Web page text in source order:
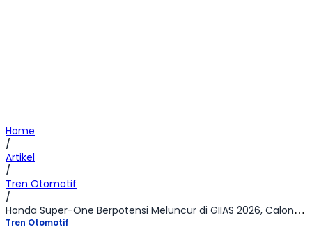
Home
/
Artikel
/
Tren Otomotif
/
Honda Super-One Berpotensi Meluncur di GIIAS 2026, Calon Brio Listrik?
Tren Otomotif